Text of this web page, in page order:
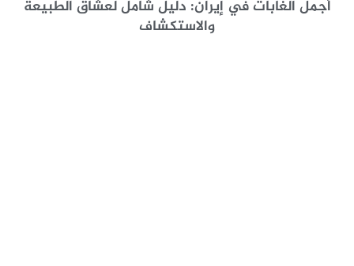
أجمل الغابات في إيران: دليل شامل لعشاق الطبيعة
والاستكشاف